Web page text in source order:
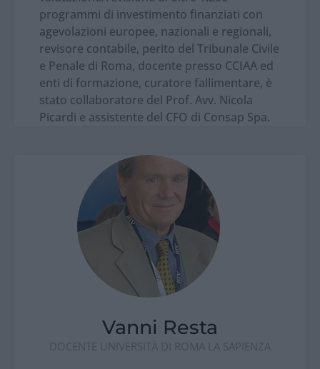
programmi di investimento finanziati con
agevolazioni europee, nazionali e regionali,
revisore contabile, perito del Tribunale Civile
e Penale di Roma, docente presso CCIAA ed
enti di formazione, curatore fallimentare, è
stato collaboratore del Prof. Avv. Nicola
Picardi e assistente del CFO di Consap Spa.
Vanni Resta
DOCENTE UNIVERSITÀ DI ROMA LA SAPIENZA